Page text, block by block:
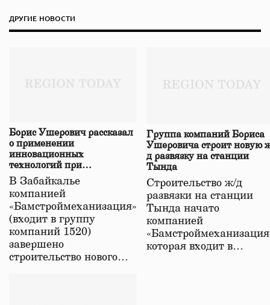
ДРУГИЕ НОВОСТИ
Борис Ушерович рассказал
о применении
инновационных
технологий при
строительстве нового моста
в Забайкалье
В Забайкалье
компанией
«Бамстроймеханизация»
(входит в группу
компаний 1520)
завершено
строительство нового…
Группа компаний Бориса
Ушеровича строит новую
д развязку на станции
Тында
Строительство ж/д
развязки на станции
Тында начато
компанией
которая входит в…